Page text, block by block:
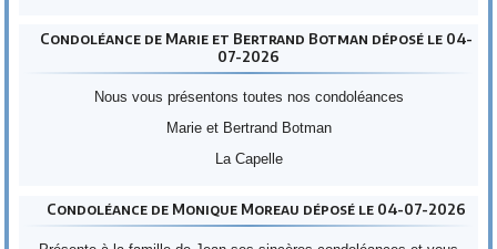
Condoléance de Marie et Bertrand Botman déposé le 04-
07-2026
Nous vous présentons toutes nos condoléances
Marie et Bertrand Botman
La Capelle
Condoléance de Monique Moreau déposé le 04-07-2026